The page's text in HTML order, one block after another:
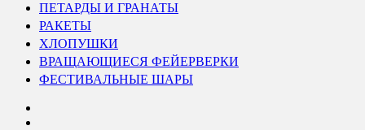
ПЕТАРДЫ И ГРАНАТЫ
РАКЕТЫ
ХЛОПУШКИ
ВРАЩАЮЩИЕСЯ ФЕЙЕРВЕРКИ
ФЕСТИВАЛЬНЫЕ ШАРЫ